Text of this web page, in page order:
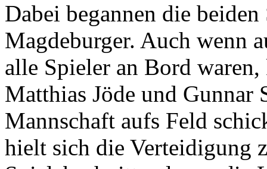
Dabei begannen die
Magdeburger. Auch wenn
alle Spieler an Bord
Matthias Jöde und Gunnar
Mannschaft aufs Feld
hielt sich die Verteidigung